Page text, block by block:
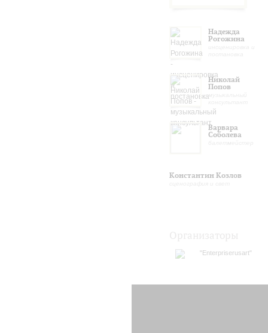
Надежда
Рогожина
Николай
Попов
музыкальный
Варвара
Соболева
Константин Козлов
"Enterpriserusart"